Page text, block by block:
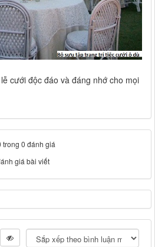
cưới độc đáo và đáng nhớ cho mọi
trong 0 đánh giá
giá bài viết